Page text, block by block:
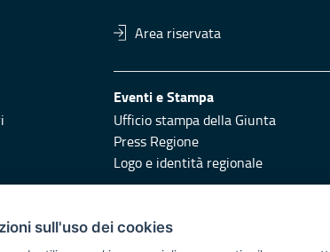
Area riservata
Eventi e Stampa
Ufficio stampa della Giunta
Press Regione
Logo e identità regionale
Responsabili di pubblicazione
sull'uso dei cookies